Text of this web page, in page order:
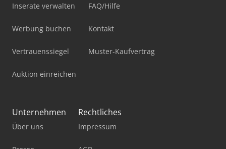
Inserate verwalten
Werbung buchen
Vertrauenssiegel
Auktion einreichen
FAQ/Hilfe
Kontakt
Muster-Kaufvertrag
Unternehmen
Über uns
Rechtliches
Impressum